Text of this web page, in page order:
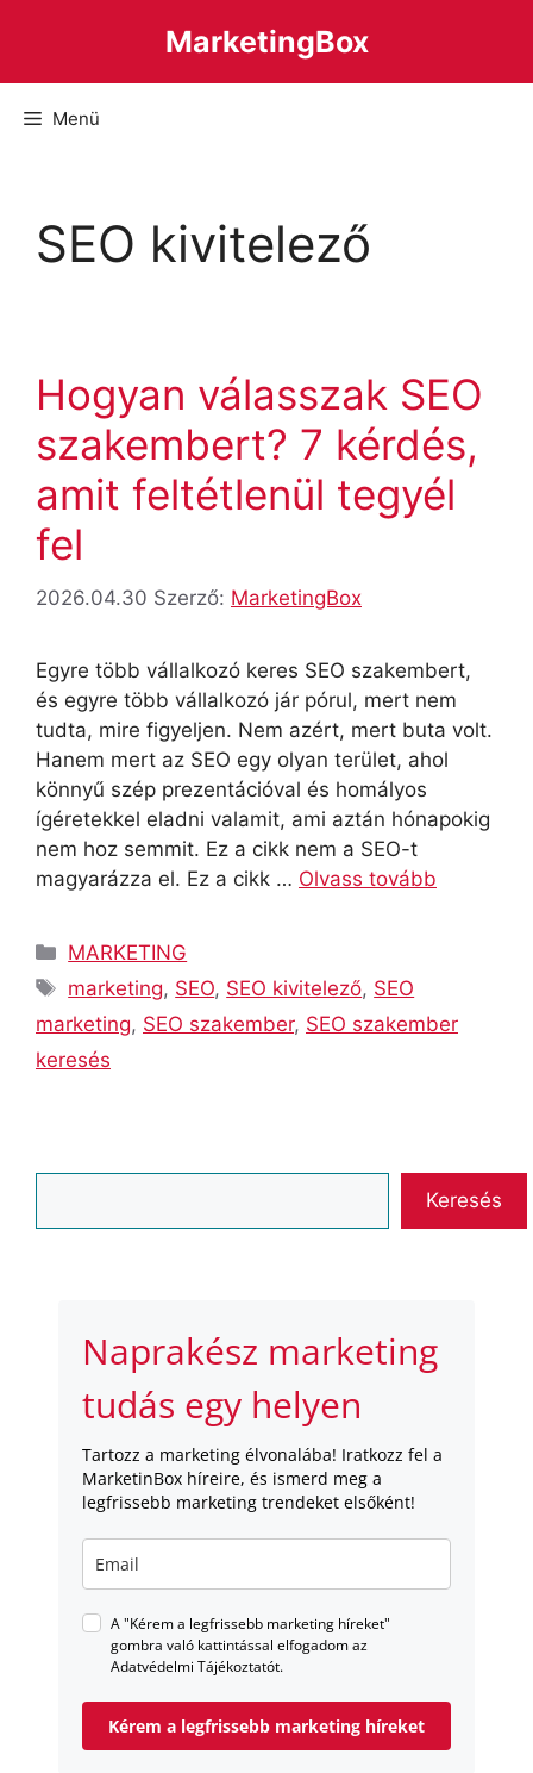
MarketingBox
Menü
SEO kivitelező
Hogyan válasszak SEO
szakembert? 7 kérdés,
amit feltétlenül tegyél
fel
2026.04.30 Szerző: MarketingBox
Egyre több vállalkozó keres SEO szakembert,
és egyre több vállalkozó jár pórul, mert nem
tudta, mire figyeljen. Nem azért, mert buta volt.
Hanem mert az SEO egy olyan terület, ahol
könnyű szép prezentációval és homályos
ígéretekkel eladni valamit, ami aztán hónapokig
nem hoz semmit. Ez a cikk nem a SEO-t
magyarázza el. Ez a cikk … Olvass tovább
Kategória
MARKETING
Címkék
marketing, SEO, SEO kivitelező, SEO
marketing, SEO szakember, SEO szakember
keresés
Keresés
Naprakész marketing
tudás egy helyen
Tartozz a marketing élvonalába! Iratkozz fel a
MarketinBox híreire, és ismerd meg a
legfrissebb marketing trendeket elsőként!
A "Kérem a legfrissebb marketing híreket"
gombra való kattintással elfogadom az
Adatvédelmi Tájékoztatót.
Kérem a legfrissebb marketing híreket